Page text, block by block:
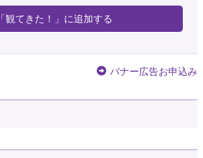
「観てきた！」に追加する
バナー広告お申込み